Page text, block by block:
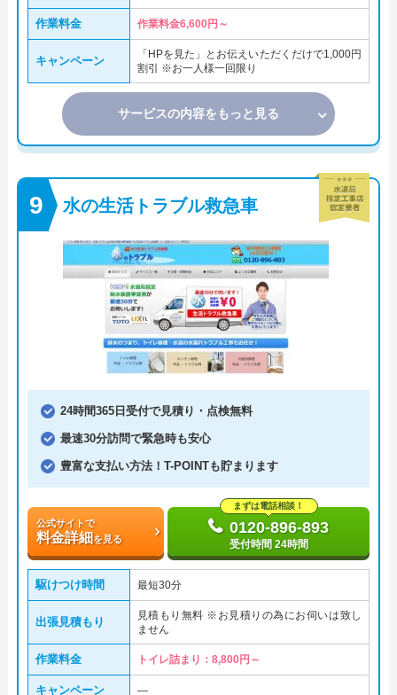
作業料金 作業料金6,600円～
キャンペーン
「HPを見た」とお伝えいただくだけで1,000円
割引 ※お一人様一回限り
サービスの内容をもっと見る
水の生活トラブル救急車
24時間365日受付で見積り・点検無料
最速30分訪問で緊急時も安心
豊富な支払い方法！T-POINTも貯まります
公式サイトで
料金詳細を見る
まずは電話相談！
0120-896-893
受付時間 24時間
駆けつけ時間 最短30分
出張見積もり
見積もり無料 ※お見積りの為にお伺いは致し
ません
作業料金 トイレ詰まり：8,800円～
キャンペーン ―